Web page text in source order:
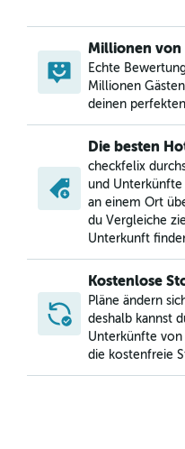
Millionen von
Echte
Millionen
deinen
Die besten
checkfelix
und Unterkünfte
an einem Ort
du Vergleiche
Unterkunft
Kostenlose
Pläne ändern
deshalb kannst
Unterkünfte von
die kostenfreie